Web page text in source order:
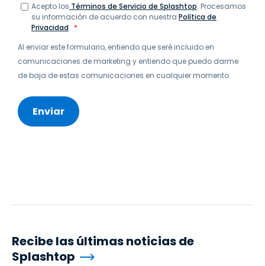
Acepto los Términos de Servicio de Splashtop. Procesamos
su información de acuerdo con nuestra Política de
Privacidad. *
Al enviar este formulario, entiendo que seré incluido en
comunicaciones de marketing y entiendo que puedo darme
de baja de estas comunicaciones en cualquier momento.
Recibe las últimas noticias de
Splashtop